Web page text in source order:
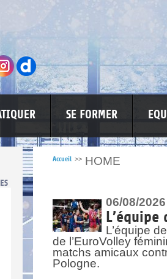
SE FORMER
MA PETITE SPONSO
Accueil >> HOME
06/08/2026
L’équipe
L’équipe
de l’EuroVolley
matchs amicaux
Pologne.